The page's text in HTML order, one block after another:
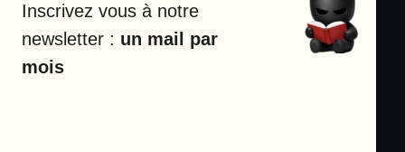
Inscrivez vous à notre
newsletter : un mail par
mois